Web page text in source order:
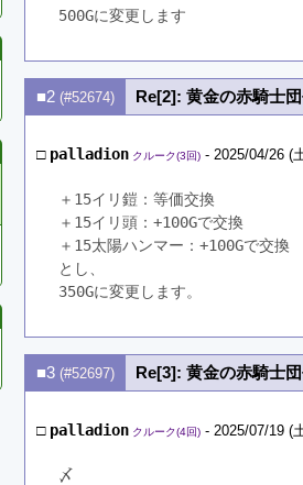
500Gに変更します
■2 (#52674) Re[2]: 黄金の赤騎士
□ palladion クルーク(3回) - 2025/04/26 (
＋15イリ鎧：等価交換
＋15イリ頭：+100Gで交換
＋15太陽ハンマー：+100Gで交換
とし、
350Gに変更します。
■3 (#52697) Re[3]: 黄金の赤騎士
□ palladion クルーク(4回) - 2025/07/19 (
〆